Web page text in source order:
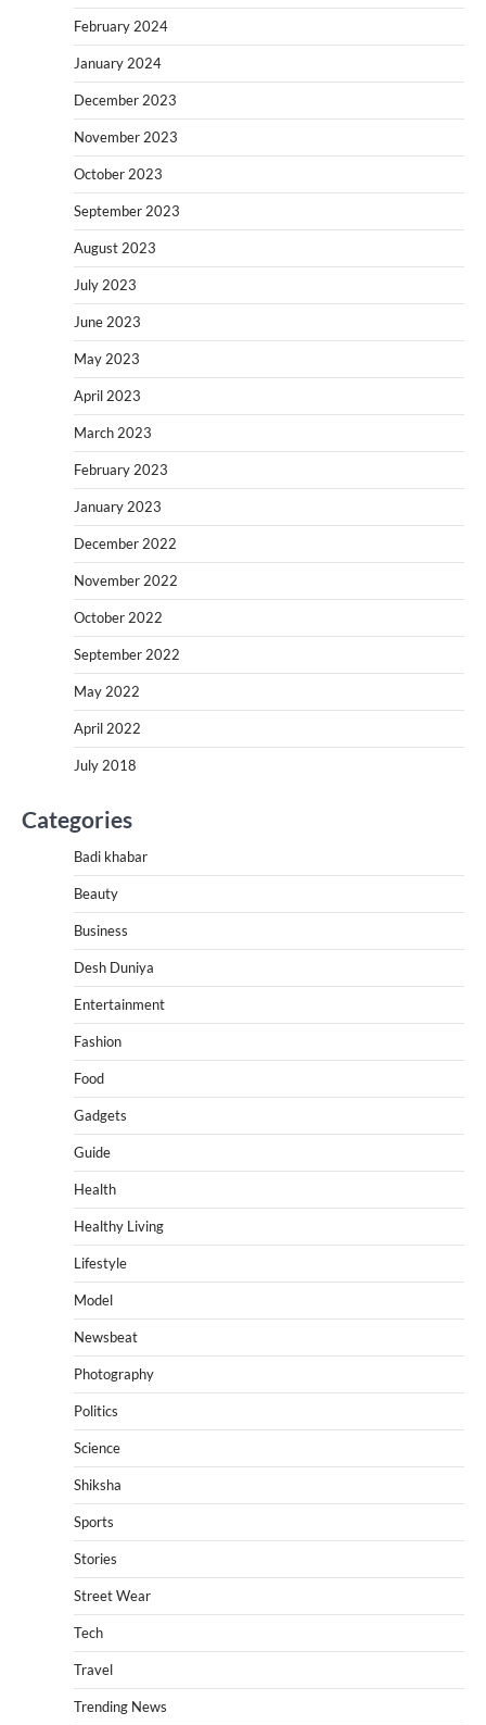
February 2024
January 2024
December 2023
November 2023
October 2023
September 2023
August 2023
July 2023
June 2023
May 2023
April 2023
March 2023
February 2023
January 2023
December 2022
November 2022
October 2022
September 2022
May 2022
April 2022
July 2018
Categories
Badi khabar
Beauty
Business
Desh Duniya
Entertainment
Fashion
Food
Gadgets
Guide
Health
Healthy Living
Lifestyle
Model
Newsbeat
Photography
Politics
Science
Shiksha
Sports
Stories
Street Wear
Tech
Travel
Trending News